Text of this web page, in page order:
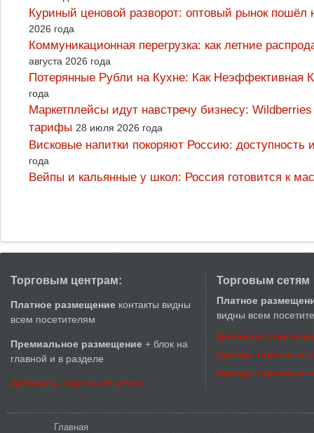
Куриный ценовой разворот: оптовый рынок
2026 года
Коммуникационная перегрузка: как летние
августа 2026 года
Потерянные Рубли на Кухне: Как
года
Маркетплейсы идут навстречу бизнесу:
тарифы 28 июля 2026 года
Висковые напитки покоряют Россию:
года
Вейпы и кальянные у школ: Россия готовится к
Торговым центрам:
Платное размещение контакты видны
всем посетителям
Премиальное размещение + блок на
главной и в разделе
Добавить торговый центр
Торговым сетям
Платное
видны всем
Добавить
Аренда торговых
Аренда торговых
Главная